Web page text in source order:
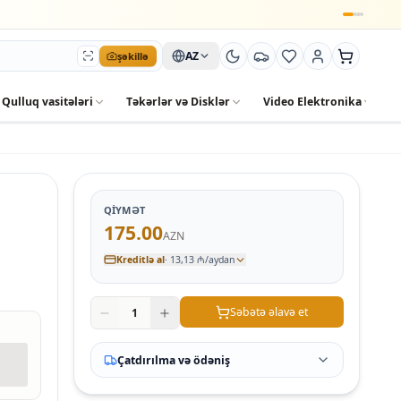
şəkillə AZ
Qulluq vasitələri Təkərlər və Disklər Video Elektronika
QIYMƏT
175.00AZN
Kreditlə al· 13,13 ₼/aydan
1 Səbətə əlavə et
Çatdırılma və ödəniş